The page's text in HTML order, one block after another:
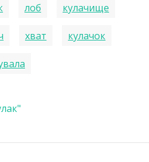
лоб кулачище
хват кулачок